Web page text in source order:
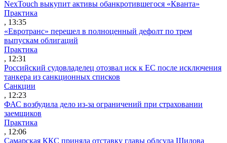
NexTouch выкупит активы обанкротившегося «Кванта»
Практика
, 13:35
«Евротранс» перешел в полноценный дефолт по трем
выпускам облигаций
Практика
, 12:31
Российский судовладелец отозвал иск к ЕС после исключения
танкера из санкционных списков
Санкции
, 12:23
ФАС возбудила дело из-за ограничений при страховании
заемщиков
Практика
, 12:06
Самарская ККС приняла отставку главы облсуда Шилова